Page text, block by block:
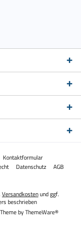
Kontaktformular
Datenschutz
AGB
Versandkostenund ggf.
beschrieben
byThemeWare®